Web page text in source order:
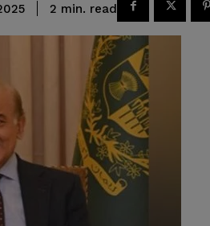
2 min. read